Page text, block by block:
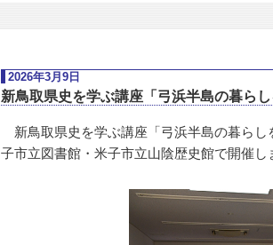
2026年3月9日
新鳥取県史を学ぶ講座「弓浜半島の暮ら
新鳥取県史を学ぶ講座「弓浜半島の暮らし
子市立図書館・米子市立山陰歴史館で開催し